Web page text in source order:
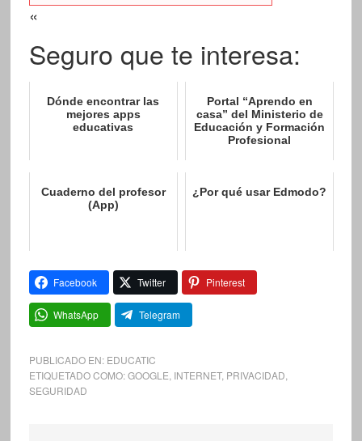
«
Seguro que te interesa:
Dónde encontrar las
mejores apps
educativas
Portal “Aprendo en
casa” del Ministerio de
Educación y Formación
Profesional
Cuaderno del profesor
(App)
¿Por qué usar Edmodo?
Facebook Twitter Pinterest
WhatsApp Telegram
PUBLICADO EN: EDUCATIC
ETIQUETADO COMO:GOOGLE INTERNET, PRIVACIDAD
SEGURIDAD